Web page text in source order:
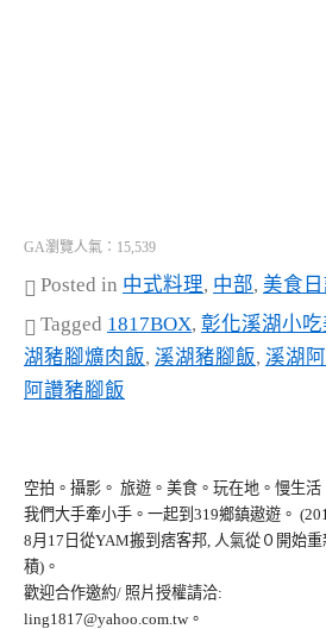
GA瀏覽人氣：15,539
Posted in 中式料理, 中部, 美食
Tagged 1817BOX, 彰化溪湖小吃
湖豬腳爌肉飯, 溪湖豬腳飯, 溪湖
阿讚豬腳飯
空拍。攝影。 旅遊。美食。玩在地。慢生活
我們大手牽小手。一起到319鄉鎮遨遊。
8月17日從YAM搬到痞客邦, 人氣從０開始重
積)。
歡迎合作邀約/ 照片授權請洽:
ling1817@yahoo.com.tw。